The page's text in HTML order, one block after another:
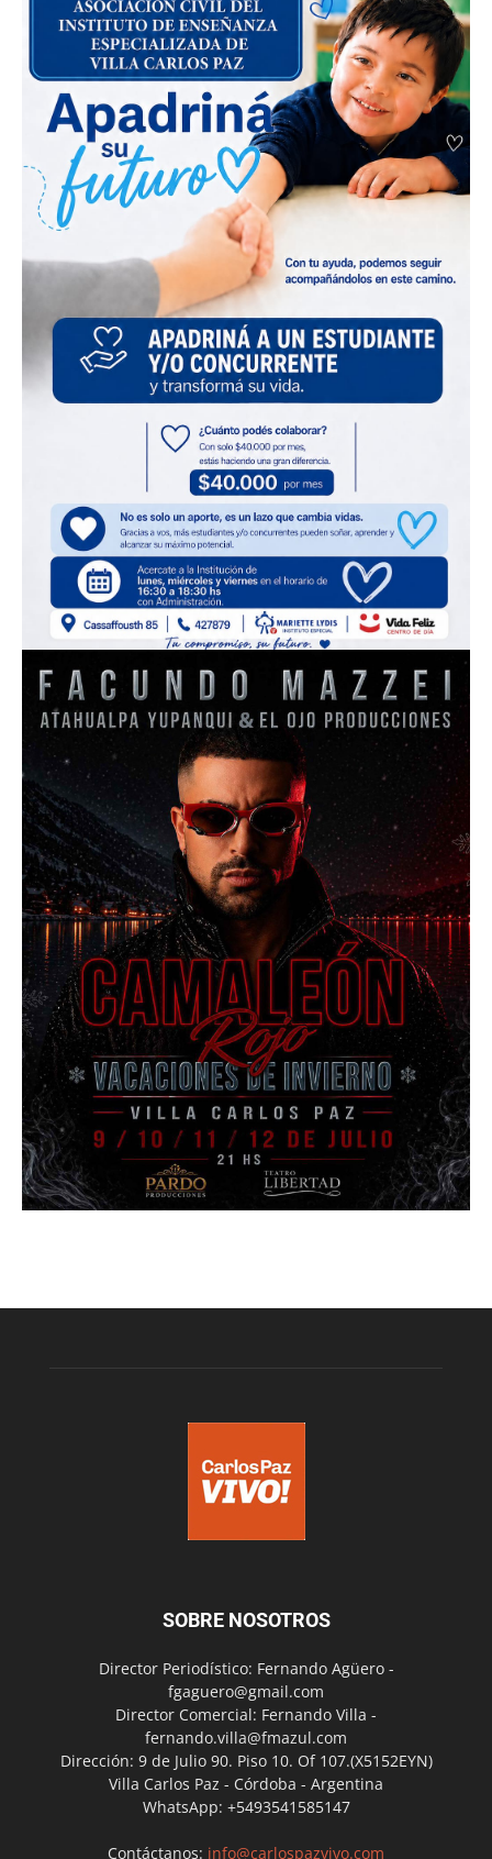
SOBRE NOSOTROS
Director Periodístico: Fernando Agüero -
fgaguero@gmail.com
Director Comercial: Fernando Villa -
fernando.villa@fmazul.com
Dirección: 9 de Julio 90. Piso 10. Of 107.(X5152EYN)
Villa Carlos Paz - Córdoba - Argentina
WhatsApp: +5493541585147
Contáctanos: info@carlospazvivo.com